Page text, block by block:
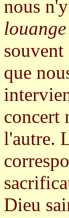
nous
louange
souvent
que
concert
l'autre.
Dieu